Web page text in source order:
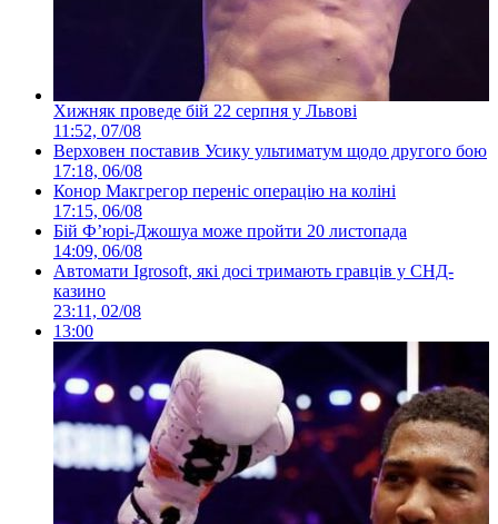
Хижняк проведе бій 22 серпня у Львові
11:52, 07/08
Верховен поставив Усику ультиматум щодо другого бою
17:18, 06/08
Конор Макгрегор переніс операцію на коліні
17:15, 06/08
Бій Ф’юрі-Джошуа може пройти 20 листопада
14:09, 06/08
Автомати Igrosoft, які досі тримають гравців у СНД-
казино
23:11, 02/08
13:00